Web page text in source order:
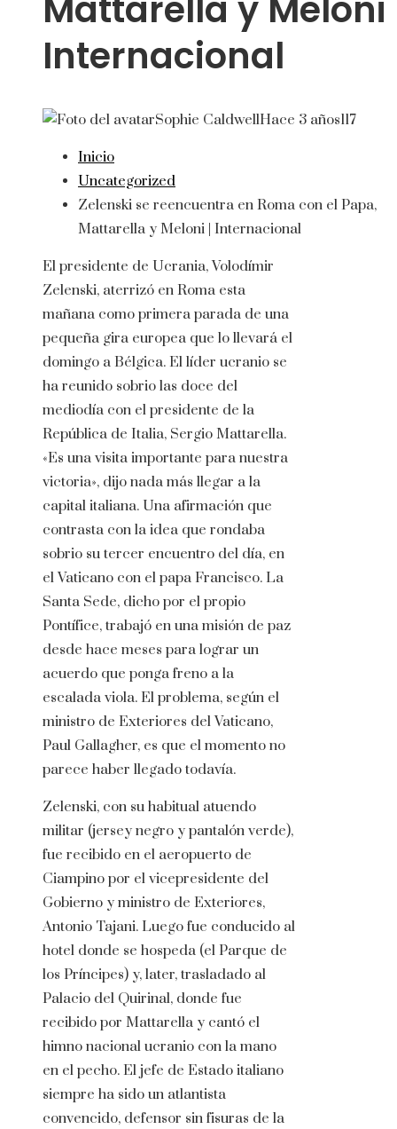
Internacional
Sophie CaldwellHace 3 años117
Inicio
Uncategorized
Zelenski se reencuentra en Roma con el Papa,
Mattarella y Meloni | Internacional
El presidente de Ucrania, Volodímir
Zelenski, aterrizó en Roma esta
mañana como primera parada de una
pequeña gira europea que lo llevará el
domingo a Bélgica. El líder ucranio se
ha reunido sobrio las doce del
mediodía con el presidente de la
República de Italia, Sergio Mattarella.
«Es una visita importante para nuestra
victoria», dijo nada más llegar a la
capital italiana. Una afirmación que
contrasta con la idea que rondaba
sobrio su tercer encuentro del día, en
el Vaticano con el papa Francisco. La
Santa Sede, dicho por el propio
Pontífice, trabajó en una misión de paz
desde hace meses para lograr un
acuerdo que ponga freno a la
escalada viola. El problema, según el
ministro de Exteriores del Vaticano,
Paul Gallagher, es que el momento no
parece haber llegado todavía.
Zelenski, con su habitual atuendo
militar (jersey negro y pantalón verde),
fue recibido en el aeropuerto de
Ciampino por el vicepresidente del
Gobierno y ministro de Exteriores,
Antonio Tajani. Luego fue conducido al
hotel donde se hospeda (el Parque de
los Príncipes) y, later, trasladado al
Palacio del Quirinal, donde fue
recibido por Mattarella y cantó el
himno nacional ucranio con la mano
en el pecho. El jefe de Estado italiano
siempre ha sido un atlantista
convencido, defensor sin fisuras de la